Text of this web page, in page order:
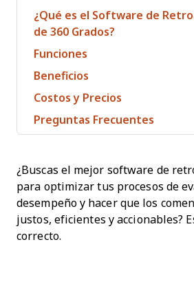
¿Qué es el Software de
de 360 Grados?
Funciones
Beneficios
Costos y Precios
Preguntas Frecuentes
¿Buscas el mejor software de
para optimizar tus procesos de
desempeño y hacer que los
justos, eficientes y accionables?
correcto.